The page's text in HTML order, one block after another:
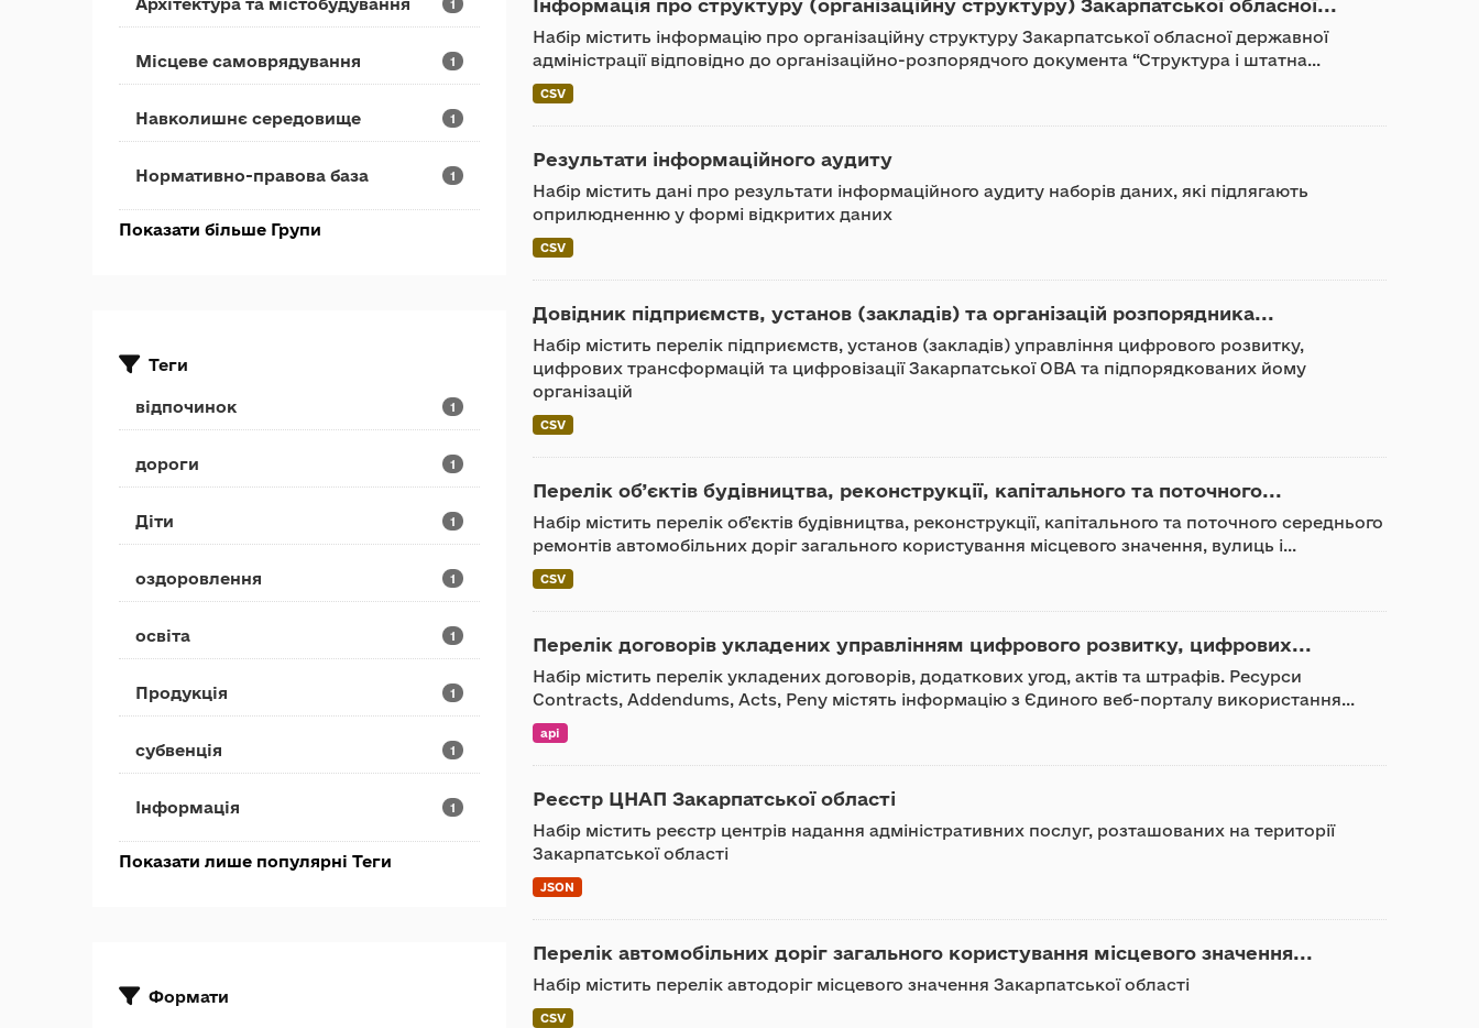
Архітектура та містобудування 1
Місцеве самоврядування 1
Навколишнє середовище 1
Нормативно-правова база 1
Показати більше Групи
Теги
відпочинок 1
дороги 1
Діти 1
оздоровлення 1
освіта 1
Продукція 1
субвенція 1
Інформація 1
Показати лише популярні Теги
Формати
Інформація про структуру (організаційну структуру) Закарпатської обласної...
Набір містить інформацію про організаційну структуру Закарпатської обласної державної
адміністрації відповідно до організаційно-розпорядчого документа “Структура і штатна...
CSV
Результати інформаційного аудиту
Набір містить дані про результати інформаційного аудиту наборів даних, які підлягають
оприлюдненню у формі відкритих даних
CSV
Довідник підприємств, установ (закладів) та організацій розпорядника...
Набір містить перелік підприємств, установ (закладів) управління цифрового розвитку,
цифрових трансформацій та цифровізації Закарпатської ОВА та підпорядкованих йому
організацій
CSV
Перелік об’єктів будівництва, реконструкції, капітального та поточного...
Набір містить перелік об’єктів будівництва, реконструкції, капітального та поточного середнього
ремонтів автомобільних доріг загального користування місцевого значення, вулиць і...
CSV
Перелік договорів укладених управлінням цифрового розвитку, цифрових...
Набір містить перелік укладених договорів, додаткових угод, актів та штрафів. Ресурси
Contracts, Addendums, Acts, Peny містять інформацію з Єдиного веб-порталу використання...
api
Реєстр ЦНАП Закарпатської області
Набір містить реєстр центрів надання адміністративних послуг, розташованих на території
Закарпатської області
JSON
Перелік автомобільних доріг загального користування місцевого значення...
Набір містить перелік автодоріг місцевого значення Закарпатської області
CSV